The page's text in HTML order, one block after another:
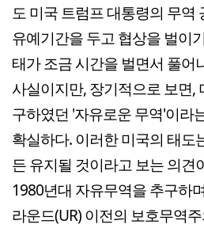
도 미국 트럼프 대통령의 무역
유예기간을 두고 협상을 벌이
태가 조금 시간을 벌면서 풀어
사실이지만, 장기적으로 보면,
구하였던 '자유로운 무역'이라
확실하다. 이러한 미국의 태도
든 유지될 것이라고 보는 의견
1980년대 자유무역을 추구하
라운드(UR) 이전의 보호무역